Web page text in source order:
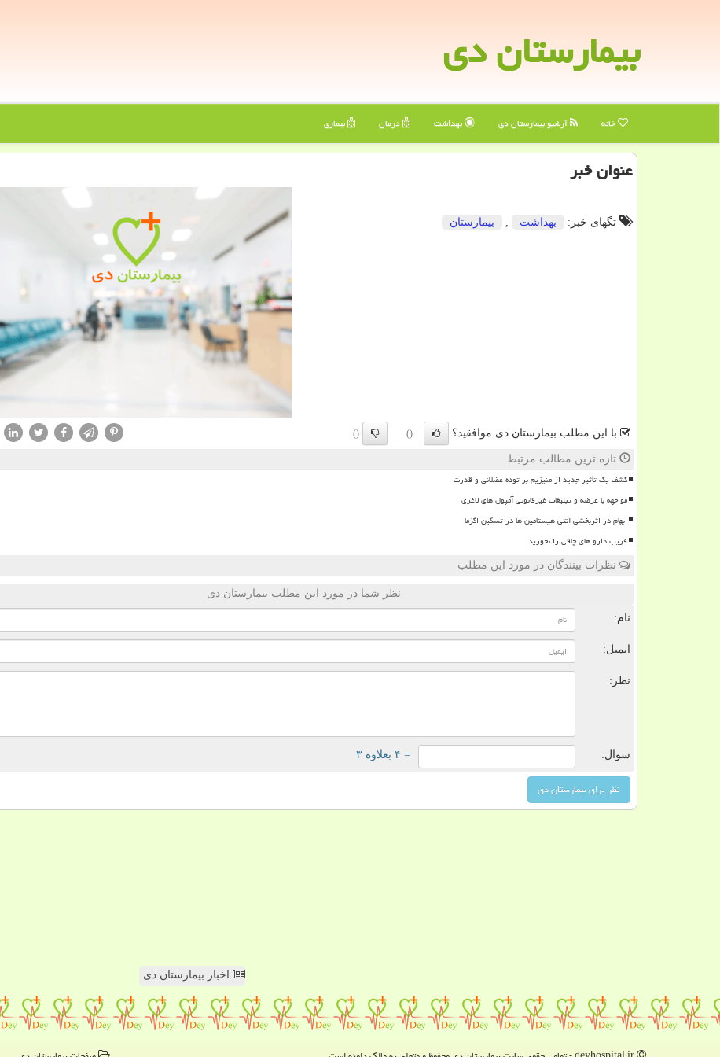
بیمارستان دی
خانه آرشیو بیمارستان دی بهداشت درمان بیماری
عنوان خبر
تگهای خبر: بهداشت , بیمارستان
با این مطلب بیمارستان دی موافقید؟ ()
()
تازه ترین مطالب مرتبط
کشف یک تأثیر جدید از منیزیم بر توده عضلانی و قدرت
مواجهه با عرضه و تبلیغات غیرقانونی آمپول های لاغری
ابهام در اثربخشی آنتی هیستامین ها در تسکین اگزما
فریب دارو های چاقی را نخورید
نظرات بینندگان در مورد این مطلب
نظر شما در مورد این مطلب بیمارستان دی
نام:
ایمیل:
نظر:
سوال: = ۴ بعلاوه ۳
اخبار بیمارستان دی